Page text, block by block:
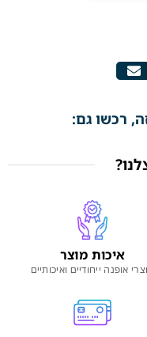
רכשו גם:
איכות מוצר
אופנה ייחודיים ואיכותיים